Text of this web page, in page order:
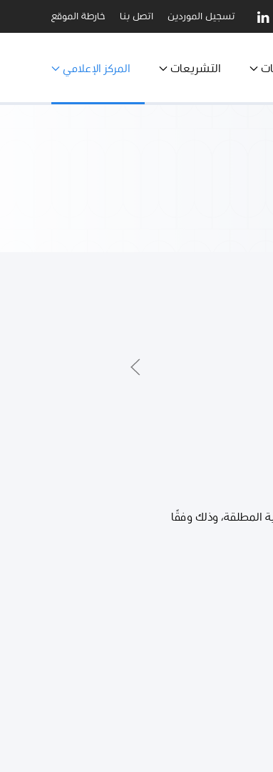
تسجيل الموردين اتصل بنا خارطة الموقع
التشريعات المركز الإعلامي
(6-2026م) من شهادات إيداع المضاربة المطلقة، وذلك وفقًا